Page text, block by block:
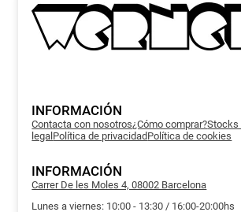
INFORMACIÓN
Contacta con nosotros¿Cómo comprar?Stocks
legal Política de privacidadPolítica de cookies
INFORMACIÓN
Carrer De les Moles 4, 08002 Barcelona
Lunes a viernes: 10:00 - 13:30 / 16:00-20:00hs